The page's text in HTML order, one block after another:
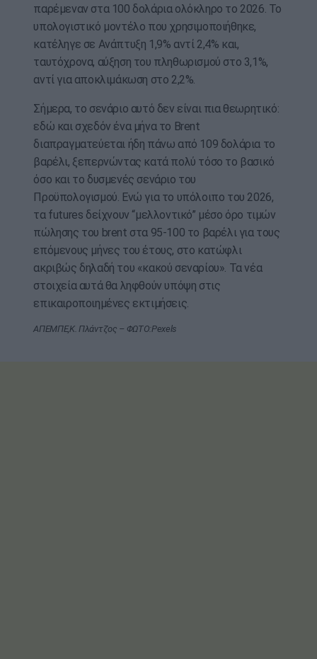
παρέμεναν στα 100 δολάρια ολόκληρο το 2026. Το
υπολογιστικό μοντέλο που χρησιμοποιήθηκε,
κατέληγε σε Ανάπτυξη 1,9% αντί 2,4% και,
ταυτόχρονα, αύξηση του πληθωρισμού στο 3,1%,
αντί για αποκλιμάκωση στο 2,2%.
Σήμερα, το σενάριο αυτό δεν είναι πια θεωρητικό:
εδώ και σχεδόν ένα μήνα το Brent
διαπραγματεύεται ήδη πάνω από 109 δολάρια το
βαρέλι, ξεπερνώντας κατά πολύ τόσο το βασικό
όσο και το δυσμενές σενάριο του
Προϋπολογισμού. Ενώ για το υπόλοιπο του 2026,
τα futures δείχνουν “μελλοντικό” μέσο όρο τιμών
πώλησης του brent στα 95-100 τo βαρέλι για τους
επόμενους μήνες του έτους, στο κατώφλι
ακριβώς δηλαδή του «κακού σεναρίου». Τα νέα
στοιχεία αυτά θα ληφθούν υπόψη στις
επικαιροποιημένες εκτιμήσεις.
ΑΠΕΜΠΕ,Κ. Πλάντζος – ΦΩΤΟ:Pexels